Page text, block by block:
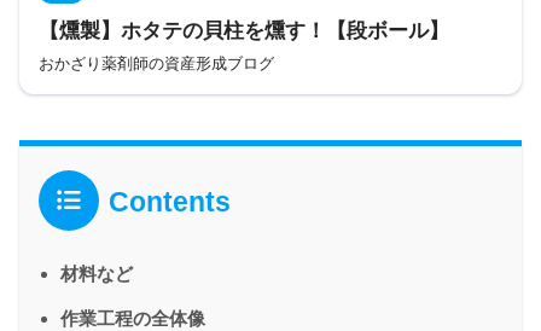
【燻製】ホタテの貝柱を燻す！【段ボール】
おかざり薬剤師の資産形成ブログ
Contents
材料など
作業工程の全体像